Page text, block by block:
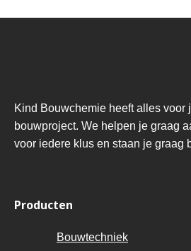
Kind Bouwchemie heeft alles voor
bouwproject. We helpen je graag
voor iedere klus en staan je graag
Producten
Bouwtechniek